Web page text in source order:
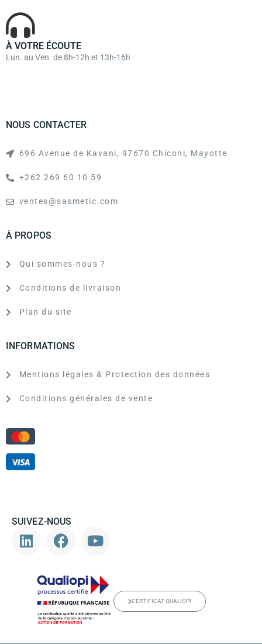
À VOTRE ÉCOUTE
Lun. au Ven. de 8h-12h et 13h-16h
NOUS CONTACTER
696 Avenue de Kavani, 97670 Chiconi, Mayotte
+262 269 60 10 59
ventes@sasmetic.com
À PROPOS
Qui sommes-nous ?
Conditions de livraison
Plan du site
INFORMATIONS
Mentions légales & Protection des données
Conditions générales de vente
SUIVEZ-NOUS
CERTIFICAT QUALIOPI